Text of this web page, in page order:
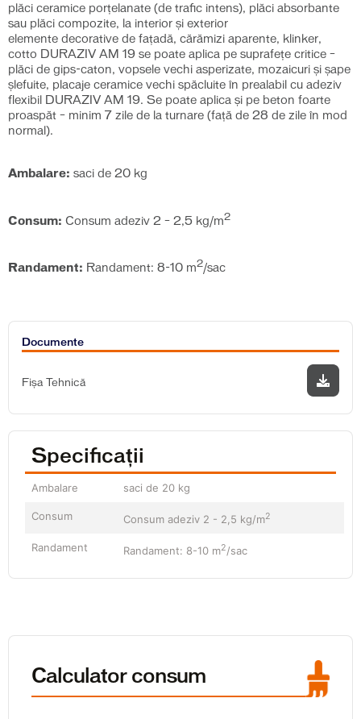
plăci ceramice porţelanate (de trafic intens), plăci absorbante
sau plăci compozite, la interior şi exterior
elemente decorative de faţadă, cărămizi aparente, klinker,
cotto DURAZIV AM 19 se poate aplica pe suprafețe critice –
plăci de gips-caton, vopsele vechi asperizate, mozaicuri şi şape
şlefuite, placaje ceramice vechi spăcluite în prealabil cu adeziv
flexibil DURAZIV AM 19. Se poate aplica și pe beton foarte
proaspăt – minim 7 zile de la turnare (față de 28 de zile în mod
normal).
Ambalare: saci de 20 kg
Consum: Consum adeziv 2 – 2,5 kg/m2
Randament: Randament: 8-10 m2/sac
Documente
Fișa Tehnică
Specificații
Ambalare saci de 20 kg
Consum Consum adeziv 2 - 2,5 kg/m2
Randament Randament: 8-10 m2/sac
Calculator consum